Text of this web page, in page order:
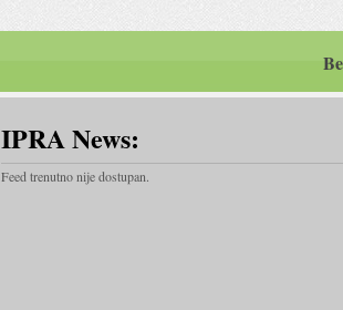
IPRA News:
Feed trenutno nije dostupan.